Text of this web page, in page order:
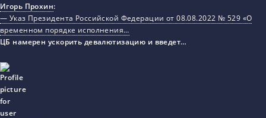
Игорь Прохин:
— Указ Президента Российской Федерации от 08.08.2022 № 529 «О
временном порядке исполнения…
ЦБ намерен ускорить девалютизацию и введет…